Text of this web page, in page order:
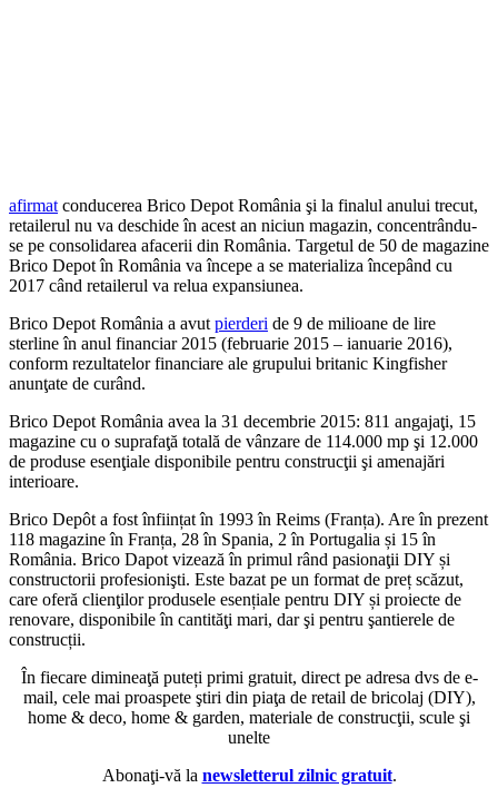
afirmat conducerea Brico Depot România şi la finalul anului trecut,
retailerul nu va deschide în acest an niciun magazin, concentrându-
se pe consolidarea afacerii din România. Targetul de 50 de magazine
Brico Depot în România va începe a se materializa începând cu
2017 când retailerul va relua expansiunea.
Brico Depot România a avut pierderi de 9 de milioane de lire
sterline în anul financiar 2015 (februarie 2015 – ianuarie 2016),
conform rezultatelor financiare ale grupului britanic Kingfisher
anunţate de curând.
Brico Depot România avea la 31 decembrie 2015: 811 angajaţi, 15
magazine cu o suprafaţă totală de vânzare de 114.000 mp şi 12.000
de produse esenţiale disponibile pentru construcţii şi amenajări
interioare.
Brico Depôt a fost înființat în 1993 în Reims (Franța). Are în prezent
118 magazine în Franța, 28 în Spania, 2 în Portugalia și 15 în
România. Brico Dapot vizează în primul rând pasionaţii DIY și
constructorii profesionişti. Este bazat pe un format de preț scăzut,
care oferă clienţilor produsele esențiale pentru DIY și proiecte de
renovare, disponibile în cantităţi mari, dar şi pentru şantierele de
construcții.
În fiecare dimineaţă puteți primi gratuit, direct pe adresa dvs de e-
mail, cele mai proaspete ştiri din piaţa de retail de bricolaj (DIY),
home & deco, home & garden, materiale de construcţii, scule şi
unelte
Abonaţi-vă la newsletterul zilnic gratuit.